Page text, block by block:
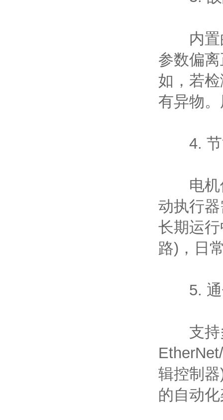
内置的
参数偏
如，若
有异物
4. 节
电机仅
动执行
长期运
路)，日
5. 通
支持多
辑控制
的自动